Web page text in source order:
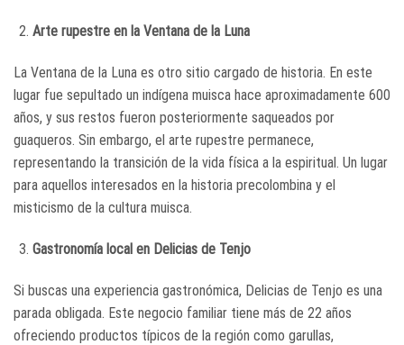
Arte rupestre en la Ventana de la Luna
La Ventana de la Luna es otro sitio cargado de historia. En este
lugar fue sepultado un indígena muisca hace aproximadamente 600
años, y sus restos fueron posteriormente saqueados por
guaqueros. Sin embargo, el arte rupestre permanece,
representando la transición de la vida física a la espiritual. Un lugar
para aquellos interesados en la historia precolombina y el
misticismo de la cultura muisca.
Gastronomía local en Delicias de Tenjo
Si buscas una experiencia gastronómica, Delicias de Tenjo es una
parada obligada. Este negocio familiar tiene más de 22 años
ofreciendo productos típicos de la región como garullas,